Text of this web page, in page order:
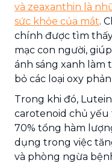
và zeaxanthin là
sức khỏe của mắt.
chính được tìm
mạc con người,
ánh sáng xanh làm
bỏ các loại oxy
Trong khi đó,
carotenoid chủ yếu
70% tổng hàm
dụng trong việc
và phòng ngừa